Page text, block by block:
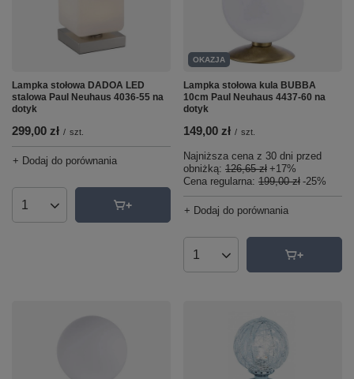
Lampka stołowa DADOA LED
stalowa Paul Neuhaus 4036-55 na
dotyk
299,00 zł / szt.
+ Dodaj do porównania
Ilość produktów
OKAZJA
Lampka stołowa kula BUBBA
10cm Paul Neuhaus 4437-60 na
dotyk
149,00 zł / szt.
Najniższa cena z 30 dni przed
obniżką: 126,65 zł +17%
Cena regularna: 199,00 zł -25%
+ Dodaj do porównania
Ilość produktów